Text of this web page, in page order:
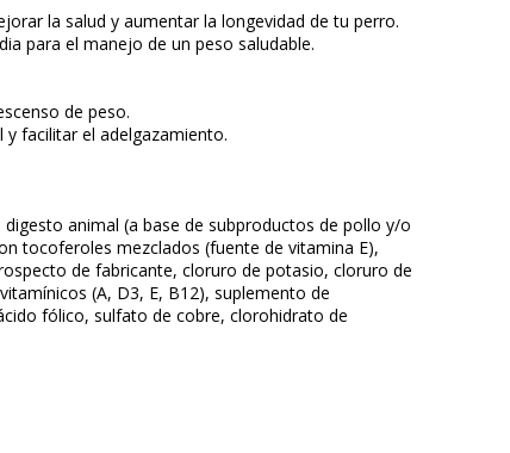
la salud y aumentar la longevidad de tu perro.
para el manejo de un peso saludable.
de peso.
facilitar el adelgazamiento.
animal (a base de subproductos de pollo y/o
tocoferoles mezclados (fuente de vitamina E),
de fabricante, cloruro de potasio, cloruro de
(A, D3, E, B12), suplemento de
fólico, sulfato de cobre, clorohidrato de